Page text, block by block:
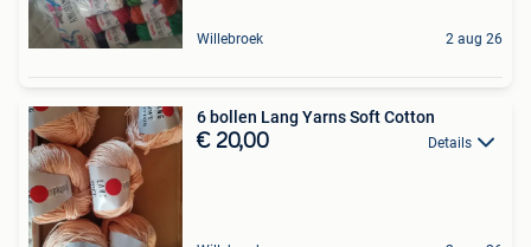
Willebroek 2 aug 26
6 bollen Lang Yarns Soft Cotton
€ 20,00 Details